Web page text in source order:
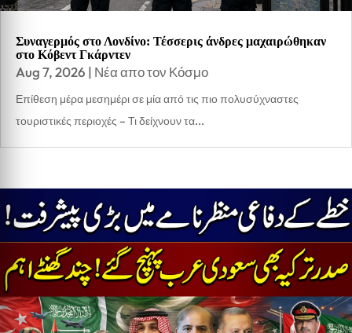
Συναγερμός στο Λονδίνο: Τέσσερις άνδρες μαχαιρώθηκαν
στο Κόβεντ Γκάρντεν
Aug 7, 2026 | Νέα απο τον Κόσμο
Επίθεση μέρα μεσημέρι σε μία από τις πιο πολυσύχναστες
τουριστικές περιοχές – Τι δείχνουν τα...